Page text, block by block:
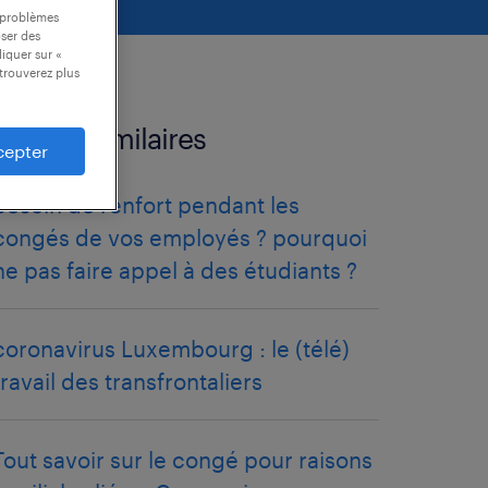
similaires
de renfort pendant les
de vos employés ? pourquoi
pas faire appel à des étudiants ?
Luxembourg : le (télé)
des transfrontaliers
savoir sur le congé pour raisons
des
sur «
plus